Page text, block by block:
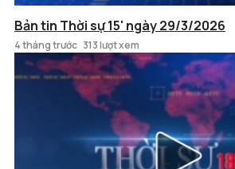
Bản tin Thời sự 15' ngày 29/3/2026
4 tháng trước 313 lượt xem